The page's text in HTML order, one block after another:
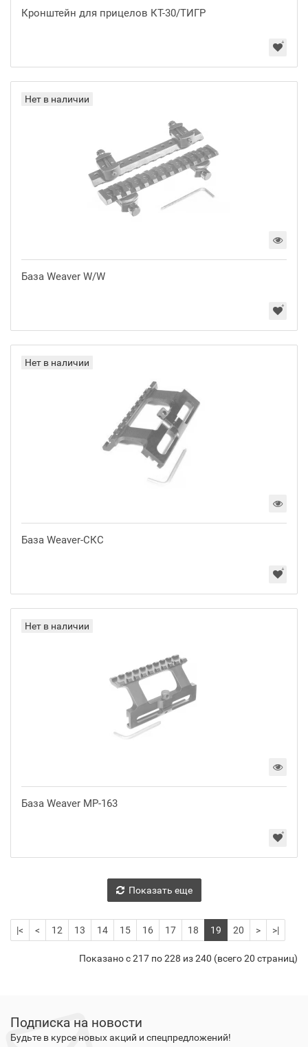
Кронштейн для прицелов КТ-30/ТИГР
Нет в наличии
База Weaver W/W
Нет в наличии
База Weaver-СКС
Нет в наличии
База Weaver MP-163
Показать еще
|< < 12 13 14 15 16 17 18 19 20 > >|
Показано с 217 по 228 из 240 (всего 20 страниц)
Подписка на новости
Будьте в курсе новых акций и спецпредложений!